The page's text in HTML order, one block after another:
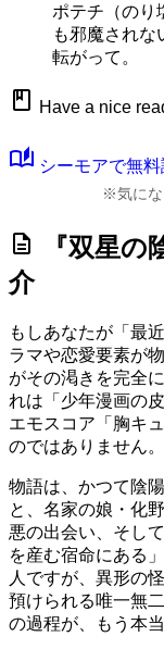
ポテチ（のり
も邪魔されな
転がって。
book Have a nice
auto_stories シーモアで無
※気にな
description
『双星の
介
もしあなたが「最
ラマや恋愛要素が
がその渇きを完全
れは「少年漫画の
エモスコア「胸キュ
のではありません。
物語は、かつて陰
と、名家の娘・化
悪の出会い、そし
を産む宿命にある
人ですが、異形の
預けられる唯一無
の過程が、もう本